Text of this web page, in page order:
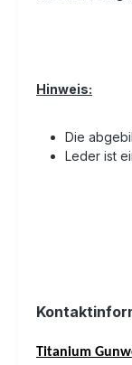
Hinweis:
Die
Leder ist
Titanium